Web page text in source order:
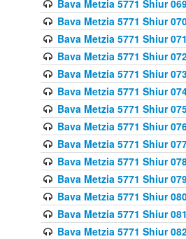
Bava Metzia 5771 Shiur
Bava Metzia 5771 Shiur
Bava Metzia 5771 Shiur
Bava Metzia 5771 Shiur
Bava Metzia 5771 Shiur
Bava Metzia 5771 Shiur
Bava Metzia 5771 Shiur
Bava Metzia 5771 Shiur
Bava Metzia 5771 Shiur
Bava Metzia 5771 Shiur
Bava Metzia 5771 Shiur
Bava Metzia 5771 Shiur
Bava Metzia 5771 Shiur
Bava Metzia 5771 Shiur